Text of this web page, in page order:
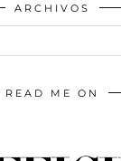
ARCHIVOS
READ ME ON